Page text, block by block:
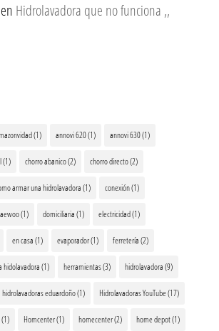
en Hidrolavadora que no funciona ,,
(1) annovi 620(1) annovi 630(1)
(1) chorro abanico(2) chorro directo(2)
armar una hidrolavadora(1) conexión(1)
(1) domiciliaria(1) electricidad(1)
en casa(1) evaporador(1) ferretería(2)
hidolavadora(1) herramientas(3) hidrolavadora(9)
hidrolavadoras eduardoño(1) Hidrolavadoras YouTube(17)
(1) Homcenter(1) homecenter(2) home depot(1)